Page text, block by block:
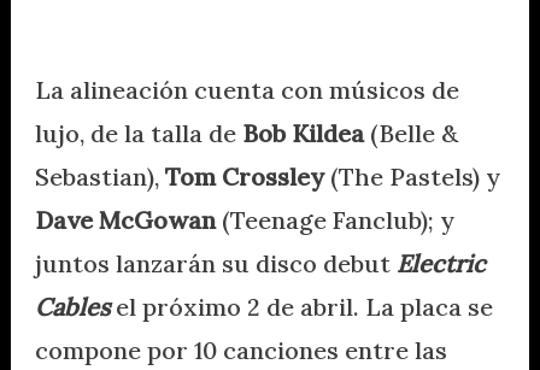
La alineación cuenta con músicos de
lujo, de la talla de Bob Kildea (Belle &
Sebastian), Tom Crossley(The Pastels) y
Dave McGowan(Teenage Fanclub); y
juntos lanzarán su disco debut Electric
Cablesel próximo 2 de abril. La placa se
compone por 10 canciones entre las